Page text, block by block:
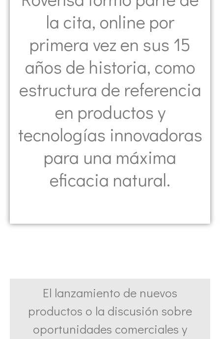
la cita, online por
primera vez en sus 15
años de historia, como
estructura de referencia
en productos y
tecnologías innovadoras
para una máxima
eficacia natural.
El lanzamiento de nuevos
productos o la discusión sobre
oportunidades comerciales y